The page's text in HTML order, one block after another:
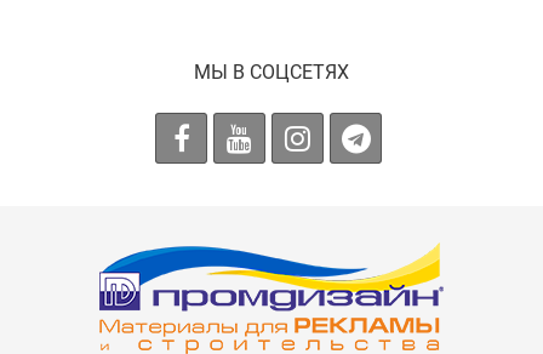
МЫ В СОЦСЕТЯХ